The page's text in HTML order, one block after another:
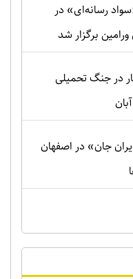
رسانه‌ای» در
برگزار شد
در جنگ تحمیلی
جان» در اصفهان